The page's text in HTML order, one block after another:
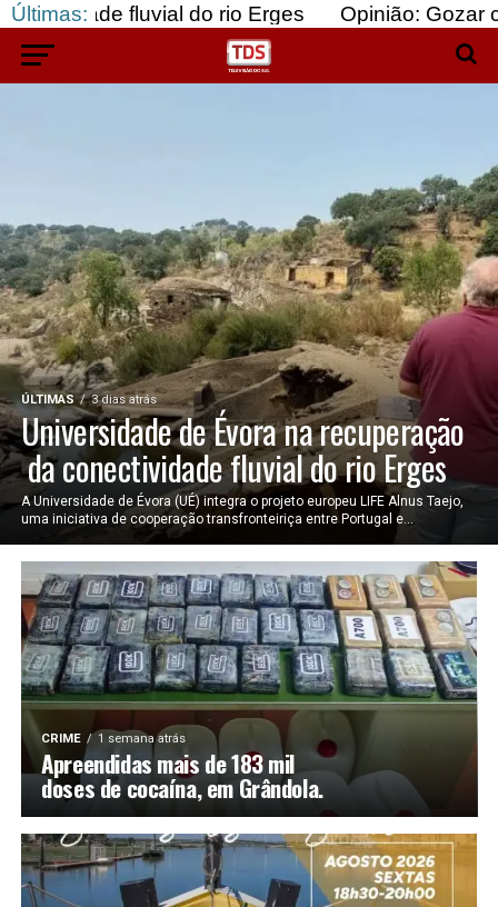
Últimas:
do rio Erges Opinião: Gozar com doentes e
ÚLTIMAS 3 dias atrás
Universidade de Évora na recuperação
da conectividade fluvial do rio Erges
A Universidade de Évora (UÉ) integra o projeto europeu LIFE Alnus Taejo,
uma iniciativa de cooperação transfronteiriça entre Portugal e...
CRIME 1 semana atrás
Apreendidas mais de 183 mil
doses de cocaína, em Grândola.